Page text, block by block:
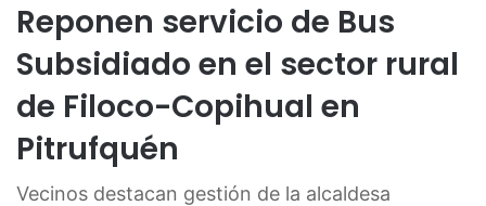
Reponen servicio de Bus
Subsidiado en el sector rural
de Filoco-Copihual en
Pitrufquén
Vecinos destacan gestión de la alcaldesa